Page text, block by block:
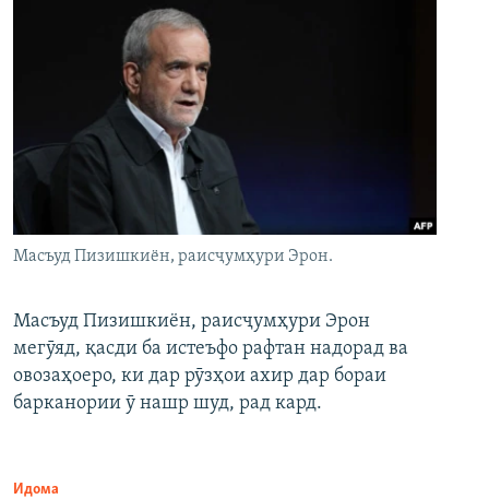
Масъуд Пизишкиён, раисҷумҳури Эрон.
Масъуд Пизишкиён, раисҷумҳури Эрон
мегӯяд, қасди ба истеъфо рафтан надорад ва
овозаҳоеро, ки дар рӯзҳои ахир дар бораи
барканории ӯ нашр шуд, рад кард.
Идома